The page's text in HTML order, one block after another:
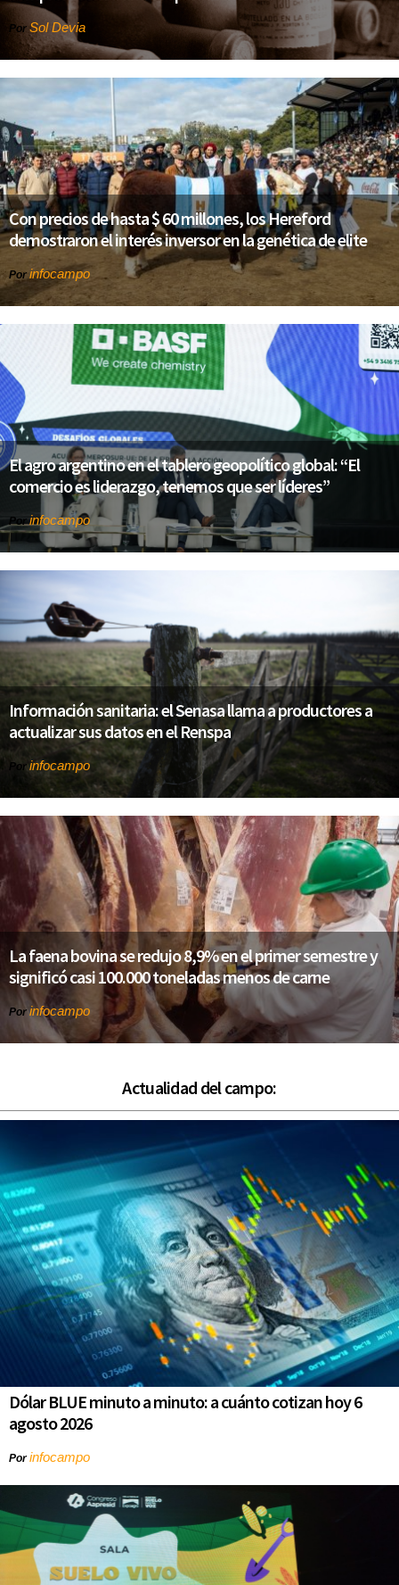
Por Sol Devia
Con precios de hasta $ 60 millones, los Hereford
demostraron el interés inversor en la genética de elite
Por infocampo
El agro argentino en el tablero geopolítico global: “El
comercio es liderazgo, tenemos que ser líderes”
Por infocampo
Información sanitaria: el Senasa llama a productores a
actualizar sus datos en el Renspa
Por infocampo
La faena bovina se redujo 8,9% en el primer semestre y
significó casi 100.000 toneladas menos de carne
Por infocampo
Actualidad del campo:
Dólar BLUE minuto a minuto: a cuánto cotizan hoy 6
agosto 2026
Porinfocampo